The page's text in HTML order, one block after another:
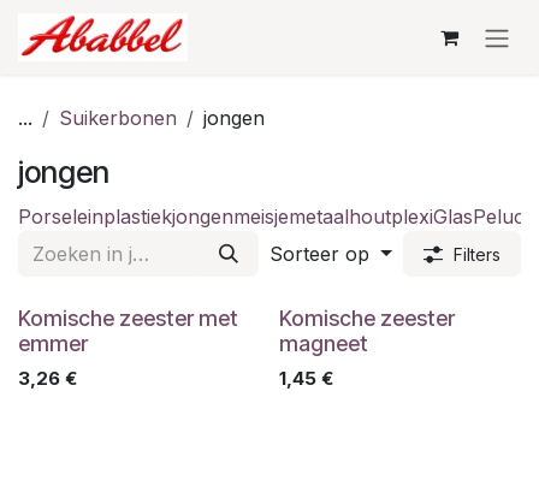
Overslaan naar inhoud
... Suikerbonen jongen
jongen
PorseleinplastiekjongenmeisjemetaalhoutplexiGlas
Sorteer op
Filters
Komische zeester met
emmer
3,26 €
Komische zeester
magneet
1,45€